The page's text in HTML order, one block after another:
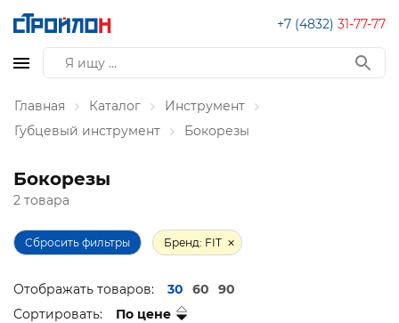
+7 (4832) 31-77-77
Главная Каталог
Инструмент
Губцевый инструмент
Бокорезы
Бокорезы
2 товара
Сбросить фильтры Бренд: FIT
Отображать товаров: 30 60
90
Сортировать:
По цене